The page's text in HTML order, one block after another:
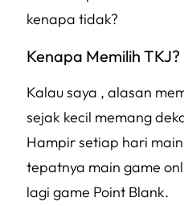
kenapa tidak?
Kenapa Memilih TKJ?
Kalau saya , alasan
sejak kecil memang
Hampir setiap hari
tepatnya main game
lagi game Point Blank.